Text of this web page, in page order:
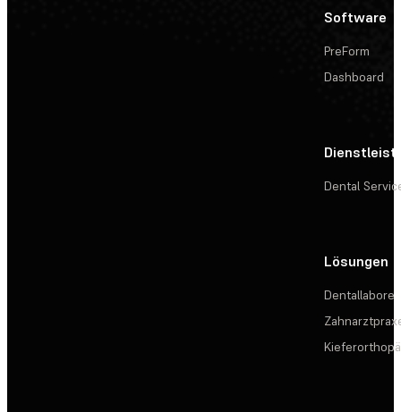
Software
PreForm
Dashboard
Dental
Lösungen
Dentallabore